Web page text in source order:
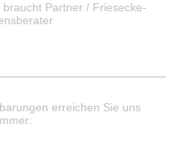
Partner / Friesecke-
erreichen Sie uns